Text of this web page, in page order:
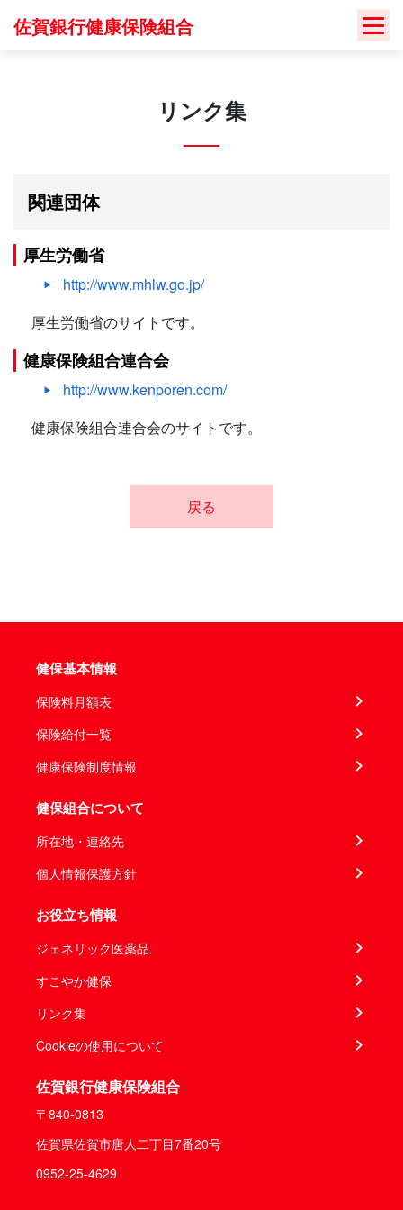
佐賀銀行健康保険組合
リンク集
関連団体
厚生労働省
http://www.mhlw.go.jp/
厚生労働省のサイトです。
健康保険組合連合会
http://www.kenporen.com/
健康保険組合連合会のサイトです。
戻る
健保基本情報
保険料月額表
保険給付一覧
健康保険制度情報
健保組合について
所在地・連絡先
個人情報保護方針
お役立ち情報
ジェネリック医薬品
すこやか健保
リンク集
Cookieの使用について
佐賀銀行健康保険組合
〒840-0813
佐賀県佐賀市唐人二丁目7番20号
0952-25-4629